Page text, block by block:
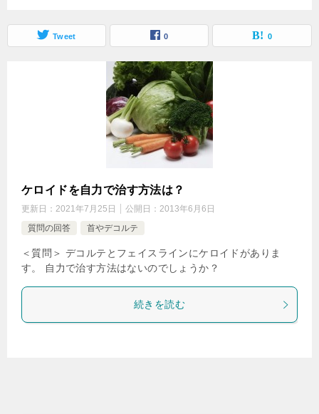
Tweet 0 0
ケロイドを自力で治す方法は？
更新日： 2021年7月25日 公開日： 2013年6月6日
質問の回答
首やデコルテ
＜質問＞ デコルテとフェイスラインにケロイドがありま
す。 自力で治す方法はないのでしょうか？
続きを読む